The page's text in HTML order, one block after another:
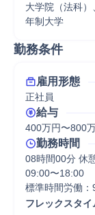
大学院（法科
年制大学
勤務条件
雇用形態
正社員
給与
400万円〜800
勤務時間
08時間00分 休
09:00〜18:00
標準時間労働：
フレックスタイ